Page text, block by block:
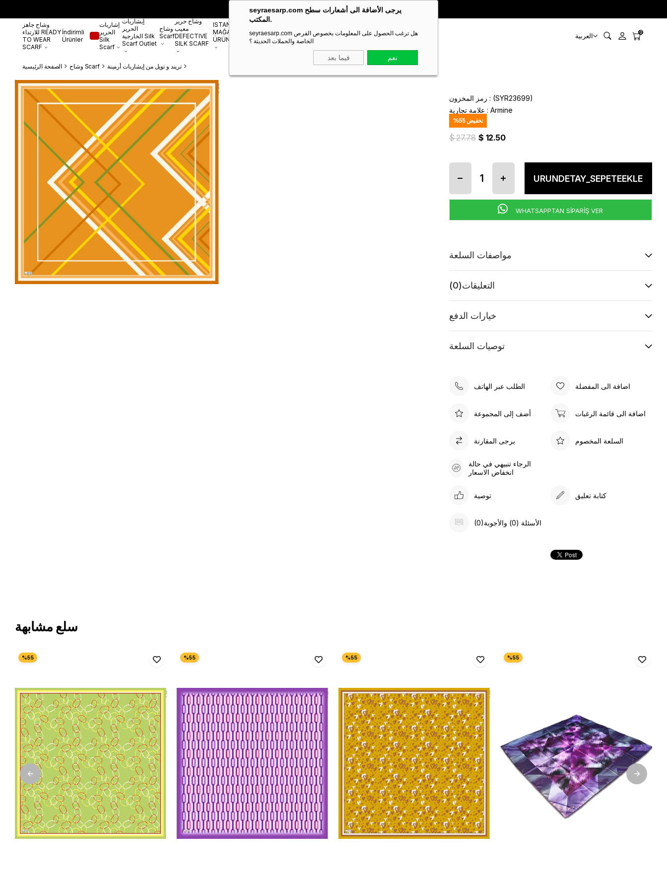
seyraesarp.com يرجى الأضافة الى أشعارات سطح
المكتب.
seyraesarp.com هل ترغب الحصول على المعلومات بخصوص الفرص
الخاصة والحملات الحديثة ؟
فيما بعد نعم
🎁 خصم خاص **10%** على طلبك الأول! الكود:SEYRA10
وشاح جاهز
للارتداء READY
TO WEAR
SCARF
İndirimli
Ürünler
إشاربات
الحرير
Silk
Scarf
إيشاربات
الحرير
الخارجية Silk
Scarf Outlet
وشاح
Scarf
وشاح حرير
معيب
DEFECTIVE
SILK SCARF
ISTANBUL
MAĞAZA
ÜRÜNLERİ
Shawl
مستلزمات
Scarf
Accessory
العربية 0
الصفحة الرئيسية وشاح Scarf تريند و تويل من إيشاربات أرمينة
رمز المخزون
(SYR23699)
علامة تجارية : Armine
%55 تخفيض
$ 27.78 $ 12.50
WHATSAPPTAN SİPARİŞ VER
مواصفات السلعة
التعليقات(0)
خيارات الدفع
توصيات السلعة
الطلب عبر الهاتف اضافة الى المفضلة
أضف إلى المجموعة اضافة الى قائمة الرغبات
يرجى المقارنة السلعة المخصوم
الرجاء تنبيهي في حالة
انخفاض الاسعار
توصية كتابة تعليق
(0)الأسئلة (0) والأجوبة
سلع مشابهة